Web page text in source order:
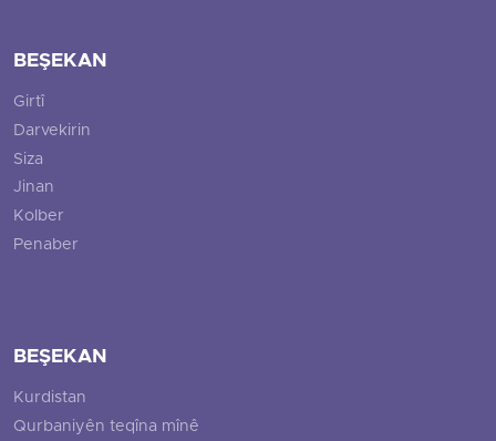
BEŞEKAN
Girtî
Darvekirin
Siza
Jinan
Kolber
Penaber
BEŞEKAN
Kurdistan
Qurbaniyên teqîna mînê